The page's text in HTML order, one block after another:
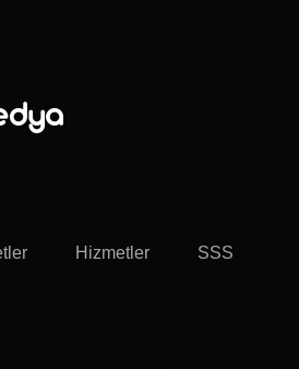
Hizmetler SSS